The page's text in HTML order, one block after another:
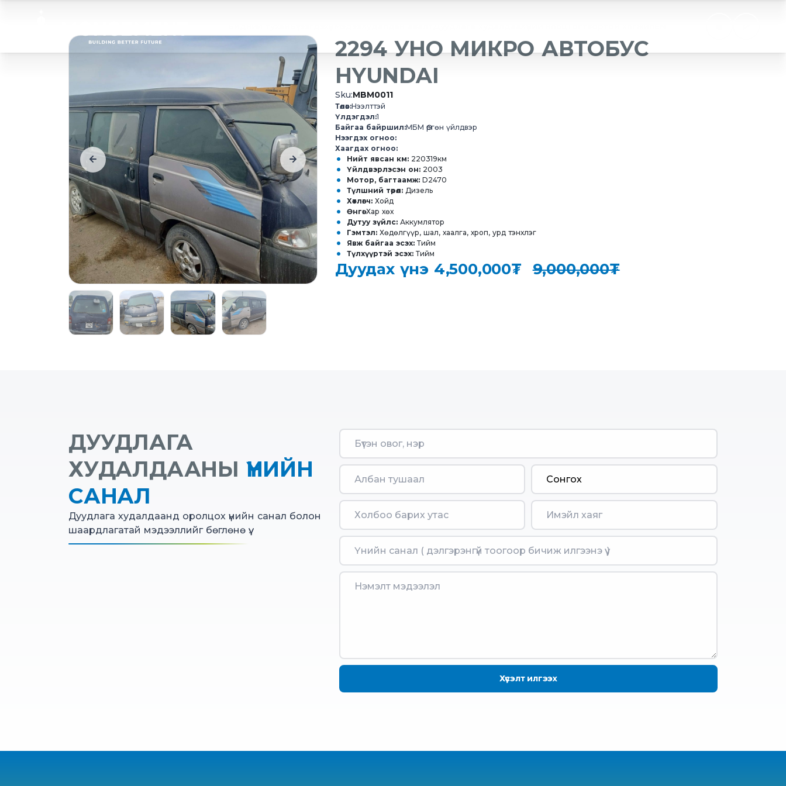
2294 УНО МИКРО АВТОБУС
HYUNDAI
Sku:MBM0011
Төлөв:Нээлттэй
Үлдэгдэл:1
Байгаа байршил:МБМ Өргөн үйлдвэр
Нээгдэх огноо:
Хаагдах огноо:
Нийт явсан км: 220319км
Үйлдвэрлэсэн он: 2003
Мотор, багтаамж: D2470
Түлшний төрөл: Дизель
Хөтлөгч: Хойд
Өнгө:Хар хөх
Дутуу зүйлс: Аккумлятор
Гэмтэл: Хөдөлгүүр, шал, хаалга, хроп, урд тэнхлэг
Явж байгаа эсэх: Тийм
Түлхүүртэй эсэх: Тийм
Дуудах үнэ 4,500,000₮ 9,000,000₮
ДУУДЛАГА
ХУДАЛДААНЫ ҮНИЙН
САНАЛ
Дуудлага худалдаанд оролцох үнийн санал болон
шаардлагатай мэдээллийг бөглөнө үү.
Хүсэлт илгээх